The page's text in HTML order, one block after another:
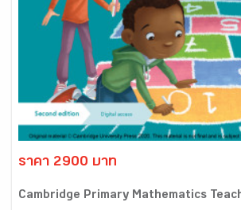
ราคา 2900 บาท
Cambridge Primary Mathematics